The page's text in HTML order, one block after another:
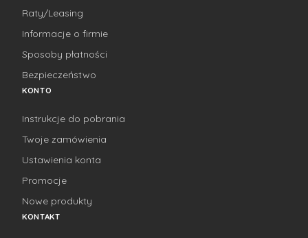
Raty/Leasing
Informacje o firmie
Sposoby płatności
Bezpieczeństwo
KONTO
Instrukcje do pobrania
Twoje zamówienia
Ustawienia konta
Promocje
Nowe produkty
KONTAKT